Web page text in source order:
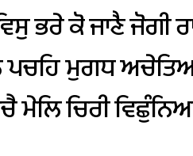
ਭਰੇਕੋਜਾਣੈਜੋਗੀ
ਪਚਹਿਮੁਗਧ
ਮੇਲਿਚਿਰੀ